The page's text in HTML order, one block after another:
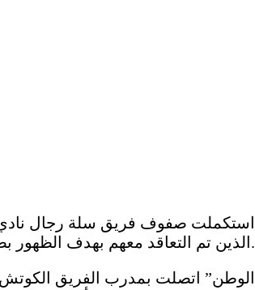
استكملت صفوف فريق سلة رجال نادي
الذين تم التعاقد معهم بهدف الظهور بصورة جميلة وتحقيق نتائج جيدة.